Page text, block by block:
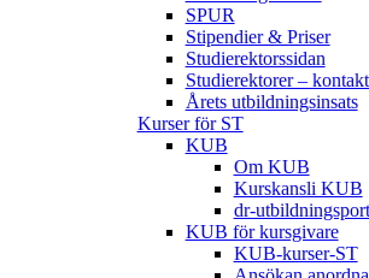
SPUR
Stipendier & Priser
Studierektorssidan
Studierektorer –
Årets utbildningsinsats
Kurser för ST
KUB
Om KUB
Kurskansli KUB
dr-
KUB för kursgivare
KUB-kurser-ST